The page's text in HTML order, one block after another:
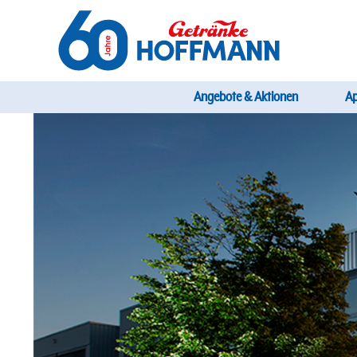
Startseite Getränke Hoffmann
Angebote & Aktionen